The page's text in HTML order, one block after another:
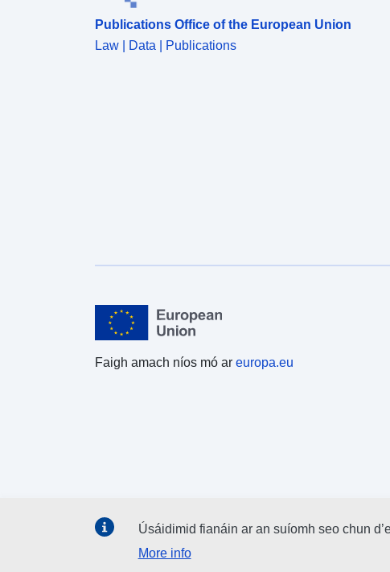
Publications Office of the European Union
Law | Data | Publications
Faigh amach níos mó ar europa.eu
Úsáidimid fianáin ar an suíomh seo chun
More info